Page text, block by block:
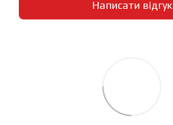
Написати відгук